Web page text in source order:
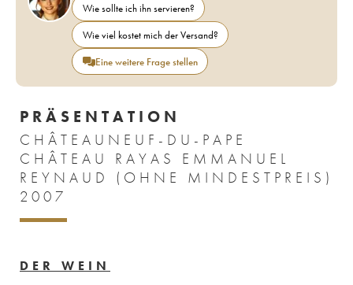
Wie sollte ich ihn servieren?
Wie viel kostet mich der Versand?
Eine weitere Frage stellen
PRÄSENTATION
CHÂTEAUNEUF-DU-PAPE
CHÂTEAU RAYAS EMMANUEL
REYNAUD (OHNE MINDESTPREIS)
2007
DER WEIN